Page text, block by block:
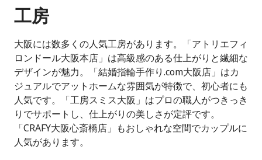
工房
大阪には数多くの人気工房があります。「アトリエフィ
ロンドール大阪本店」は高級感のある仕上がりと繊細な
デザインが魅力。「結婚指輪手作り.com大阪店」はカ
ジュアルでアットホームな雰囲気が特徴で、初心者にも
人気です。「工房スミス大阪」はプロの職人がつきっき
りでサポートし、仕上がりの美しさが定評です。
「CRAFY大阪心斎橋店」もおしゃれな空間でカップルに
人気があります。